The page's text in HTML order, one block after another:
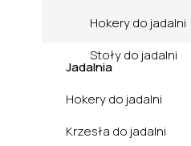
Hokery do jadalni
Stoły do jadalni
Jadalnia
Hokery do jadalni
Krzesła do jadalni